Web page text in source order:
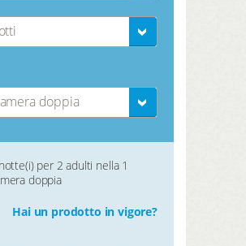
doppia
per 2 adulti nella 1
doppia
Hai un prodotto in vigore?